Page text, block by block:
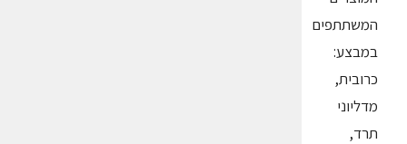
המשתתפים
במבצע:
כרובית,
מדליוני
תרד,